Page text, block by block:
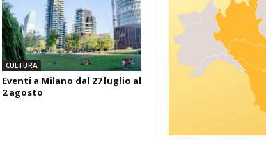
CULTURA
Eventi a Milano dal 27 luglio al
2 agosto